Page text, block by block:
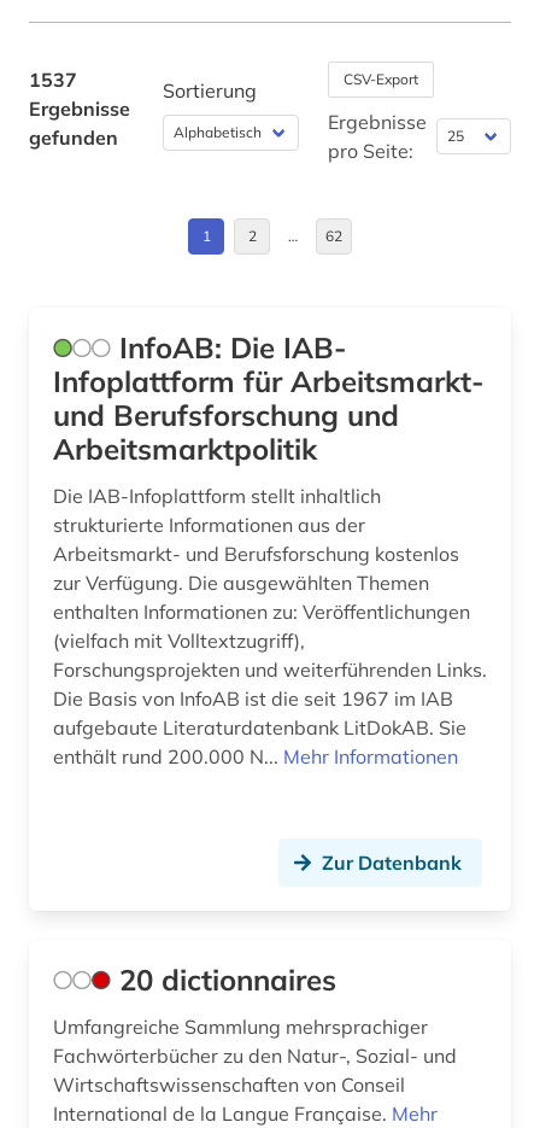
arabisch (1)
arabische staaten (1)
arbeitsbeziehungen (1)
arbeitslosigkeit (6)
arbeitsmarkt (10)
arbeitsmarktpolitik (1)
arbeitsmarktstatistik (2)
arbeitsmedizin (1)
arbeitsproduktivität (3)
arbeitsrecht (22)
arbeitssicherheitsrecht (1)
archäologie (2)
arizona (1)
Brandenburg (1)
China (13)
Deutschland (245)
Europa (74)
Finnland (4)
Frankreich (11)
GUS (4)
Gibraltar (1)
Griechenland (4)
Großbritannien (30)
Irland (5)
Island (2)
Japan (7)
Korea (1)
Kroatien (3)
1537
Ergebnisse
gefunden
Sortierung CSV-Export
Ergebnisse
pro Seite:
1 2 … 62
InfoAB: Die IAB-
Infoplattform für Arbeitsmarkt-
und Berufsforschung und
Arbeitsmarktpolitik
Die IAB-Infoplattform stellt inhaltlich
strukturierte Informationen aus der
Arbeitsmarkt- und Berufsforschung kostenlos
zur Verfügung. Die ausgewählten Themen
enthalten Informationen zu: Veröffentlichungen
(vielfach mit Volltextzugriff),
Forschungsprojekten und weiterführenden Links.
Die Basis von InfoAB ist die seit 1967 im IAB
aufgebaute Literaturdatenbank LitDokAB. Sie
enthält rund 200.000 N... Mehr Informationen
Zur Datenbank
20 dictionnaires
Umfangreiche Sammlung mehrsprachiger
Fachwörterbücher zu den Natur-, Sozial- und
Wirtschaftswissenschaften von Conseil
International de la Langue Française. Mehr